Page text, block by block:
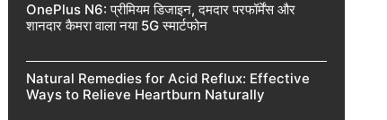
OnePlus N6: प्रीमियम डिजाइन, दमदार परफॉर्मेंस और
शानदार कैमरा वाला नया 5G स्मार्टफोन
Natural Remedies for Acid Reflux: Effective
Ways to Relieve Heartburn Naturally